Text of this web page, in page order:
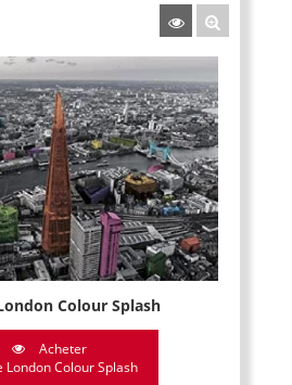
Colour Splash
Acheter
London Colour Splash